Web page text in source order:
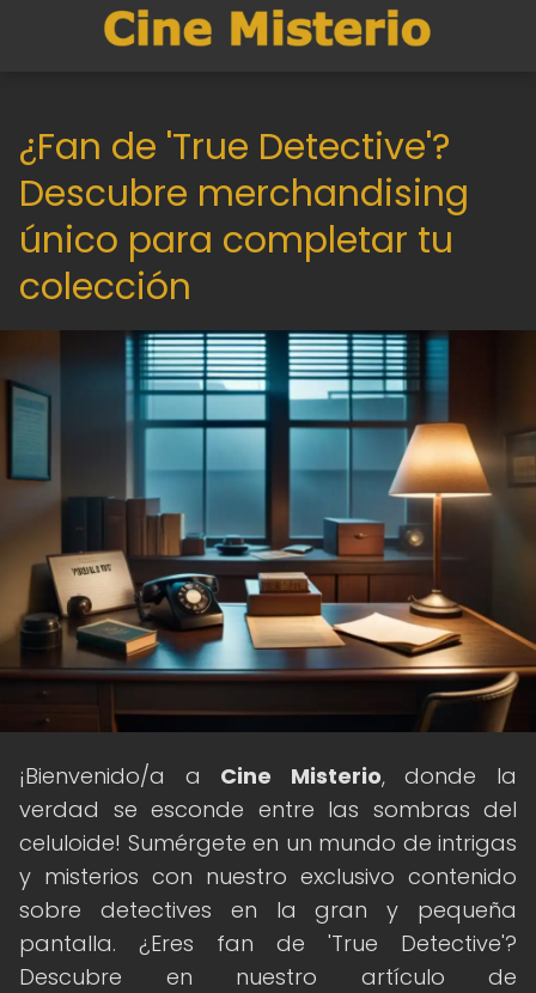
¿Fan de 'True Detective'?
Descubre merchandising
único para completar tu
colección
¡Bienvenido/a a Cine Misterio, donde la
verdad se esconde entre las sombras del
celuloide! Sumérgete en un mundo de intrigas
y misterios con nuestro exclusivo contenido
sobre detectives en la gran y pequeña
pantalla. ¿Eres fan de 'True Detective'?
Descubre en nuestro artículo de